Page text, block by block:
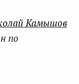
Камышов
по